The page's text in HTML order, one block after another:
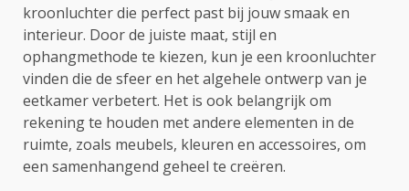
kroonluchter die perfect past bij jouw smaak en
interieur. Door de juiste maat, stijl en
ophangmethode te kiezen, kun je een kroonluchter
vinden die de sfeer en het algehele ontwerp van je
eetkamer verbetert. Het is ook belangrijk om
rekening te houden met andere elementen in de
ruimte, zoals meubels, kleuren en accessoires, om
een samenhangend geheel te creëren.